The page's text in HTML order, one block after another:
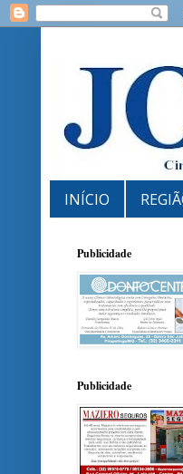
INÍCIO
Publicidade
Publicidade